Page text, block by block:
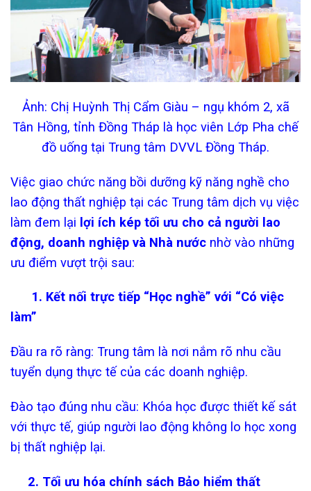
Ảnh: Chị Huỳnh Thị Cẩm Giàu – ngụ khóm 2, xã
Tân Hồng, tỉnh Đồng Tháp là học viên Lớp Pha chế
đồ uống tại Trung tâm DVVL Đồng Tháp.
Việc giao chức năng bồi dưỡng kỹ năng nghề cho
lao động thất nghiệp tại các Trung tâm dịch vụ việc
làm đem lại lợi ích kép tối ưu cho cả người lao
động, doanh nghiệp và Nhà nước nhờ vào những
ưu điểm vượt trội sau:
1. Kết nối trực tiếp “Học nghề” với “Có việc
làm”
Đầu ra rõ ràng: Trung tâm là nơi nắm rõ nhu cầu
tuyển dụng thực tế của các doanh nghiệp.
Đào tạo đúng nhu cầu: Khóa học được thiết kế sát
với thực tế, giúp người lao động không lo học xong
bị thất nghiệp lại.
2. Tối ưu hóa chính sách Bảo hiểm thất